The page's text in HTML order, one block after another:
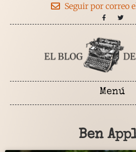
Seguir por correo
Ben